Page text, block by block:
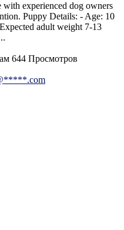
experienced dog owners
Puppy Details: - Age: 10
adult weight 7-13
644 Просмотров